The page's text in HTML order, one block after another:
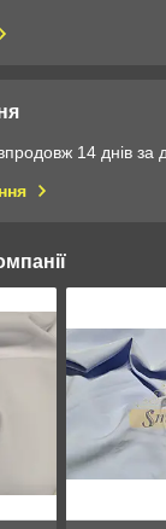
14 днів за